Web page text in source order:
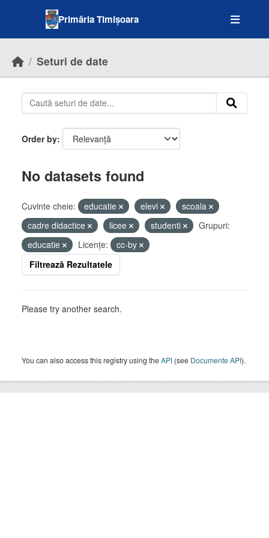
Primăria Timișoara
Seturi de date
Order by
No datasets found
Cuvinte cheie: educatie elevi
scoala
cadre didactice
licee studenti
Grupuri:
educatie
Licenţe:
cc-by
Filtrează Rezultatele
Please try another search.
You can also access this registry using theAPI (see Documente API).